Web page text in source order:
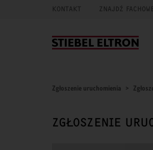
KONTAKT ZNAJDŹ
Zgłoszenie uruchomienia
ZGŁOSZENIE